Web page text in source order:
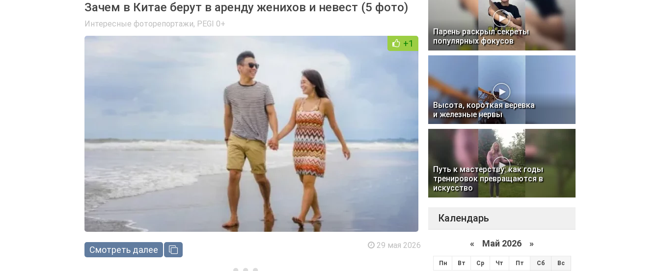
Зачем в Китае берут в аренду женихов и невест (5 фото)
Интересные фоторепортажи, PEGI 0+
+1
Смотреть далее 29 мая 2026
Парень раскрыл секреты
популярных фокусов
Высота, короткая веревка
и железные нервы
Путь к мастерству: как годы
тренировок превращаются в
искусство
Календарь
« Май 2026 »
Пн Вт Ср Чт Пт Сб Вс